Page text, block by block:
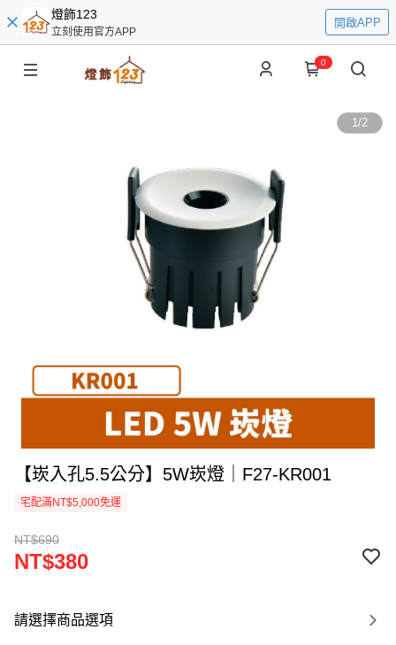
燈飾123
立刻使用官方APP
開啟APP
0
1/2
【崁入孔5.5公分】5W崁燈｜F27-KR001
宅配滿NT$5,000免運
NT$690
NT$380
請選擇商品選項